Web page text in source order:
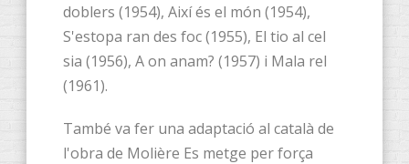
doblers (1954), Així és el món (1954),
S'estopa ran des foc (1955), El tio al cel
sia (1956), A on anam? (1957) i Mala rel
(1961).
També va fer una adaptació al català de
l'obra de Molière Es metge per força